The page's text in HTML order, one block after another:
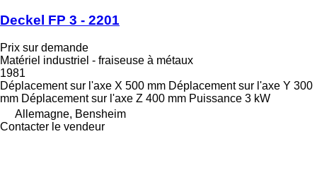
Deckel FP 3 - 2201
Prix sur demande
Matériel industriel - fraiseuse à métaux
1981
Déplacement sur l'axe X 500 mm Déplacement sur l'axe Y 300
mm Déplacement sur l'axe Z 400 mm Puissance 3 kW
Allemagne, Bensheim
Contacter le vendeur